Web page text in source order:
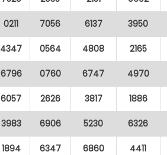
0211 7056 6137 3950
4347 0564 4808 2165
6796 0760 6747 4970
6057 2626 3817 1886
3983 6906 5230 6326
1894 6347 6860 4411